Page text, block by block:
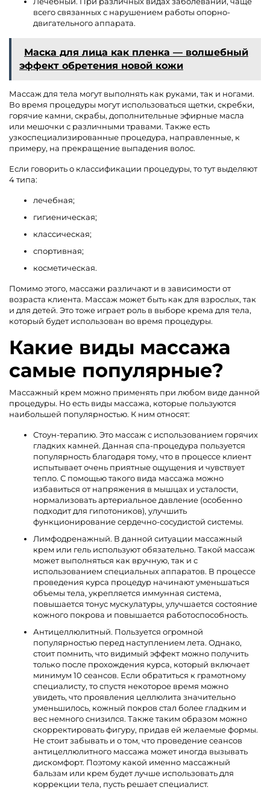
всего связанных с нарушением работы опорно-
двигательного аппарата.
Маска для лица как пленка — волшебный
эффект обретения новой кожи
Массаж для тела могут выполнять как руками, так и ногами.
Во время процедуры могут использоваться щетки, скребки,
горячие камни, скрабы, дополнительные эфирные масла
или мешочки с различными травами. Также есть
узкоспециализированные процедура, направленные, к
примеру, на прекращение выпадения волос.
Если говорить о классификации процедуры, то тут выделяют
4 типа:
лечебная;
гигиеническая;
классическая;
спортивная;
косметическая.
Помимо этого, массажи различают и в зависимости от
возраста клиента. Массаж может быть как для взрослых, так
и для детей. Это тоже играет роль в выборе крема для тела,
который будет использован во время процедуры.
Какие виды массажа
самые популярные?
Массажный крем можно применять при любом виде данной
процедуры. Но есть виды массажа, которые пользуются
наибольшей популярностью. К ним относят:
Стоун-терапию. Это массаж с использованием горячих
гладких камней. Данная спа-процедура пользуется
популярность благодаря тому, что в процессе клиент
испытывает очень приятные ощущения и чувствует
тепло. С помощью такого вида массажа можно
избавиться от напряжения в мышцах и усталости,
нормализовать артериальное давление (особенно
подходит для гипотоников), улучшить
функционирование сердечно-сосудистой системы.
Лимфодренажный. В данной ситуации массажный
крем или гель используют обязательно. Такой массаж
может выполняться как вручную, так и с
использованием специальных аппаратов. В процессе
проведения курса процедур начинают уменьшаться
объемы тела, укрепляется иммунная система,
повышается тонус мускулатуры, улучшается состояние
кожного покрова и повышается работоспособность.
Антицеллюлитный. Пользуется огромной
популярностью перед наступлением лета. Однако,
стоит помнить, что видимый эффект можно получить
только после прохождения курса, который включает
минимум 10 сеансов. Если обратиться к грамотному
специалисту, то спустя некоторое время можно
увидеть, что проявления целлюлита значительно
уменьшилось, кожный покров стал более гладким и
вес немного снизился. Также таким образом можно
скорректировать фигуру, придав ей желаемые формы.
Не стоит забывать и о том, что проведение сеансов
антицеллюлитного массажа может иногда вызывать
дискомфорт. Поэтому какой именно массажный
бальзам или крем будет лучше использовать для
коррекции тела, пусть решает специалист.